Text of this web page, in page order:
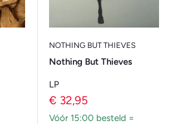
NOTHING BUT THIEVES
Nothing But Thieves
LP
Verkoopprijs
€ 32,95
Vóór 15:00 besteld =